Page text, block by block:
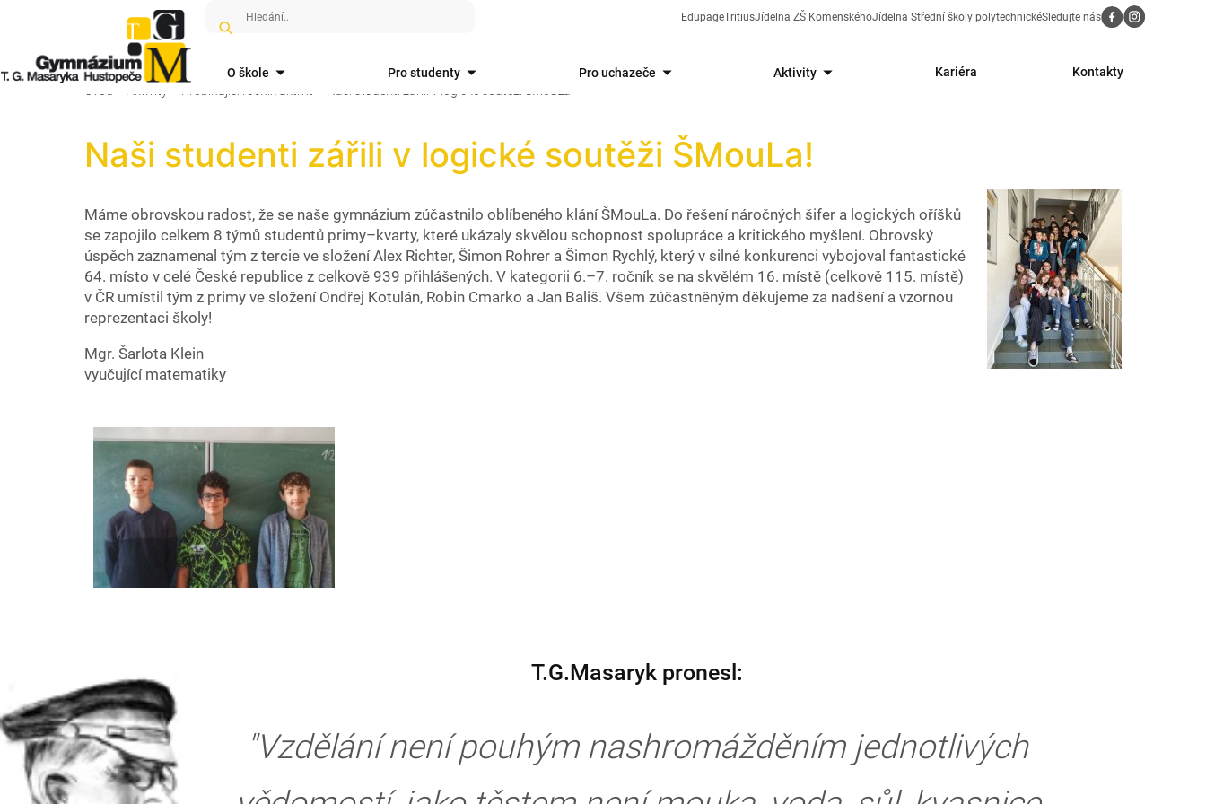
EdupageTritiusJídelna ZŠ KomenskéhoJídelna Střední školy polytechnickéSledujte nás
O škole Pro studenty Pro uchazeče Aktivity Kariéra
Kontakty
Naši studenti zářili v logické soutěži ŠMouLa!
Máme obrovskou radost, že se naše gymnázium zúčastnilo oblíbeného klání ŠMouLa. Do řešení náročných šifer a logických oříšků
se zapojilo celkem 8 týmů studentů primy–kvarty, které ukázaly skvělou schopnost spolupráce a kritického myšlení. Obrovský
úspěch zaznamenal tým z tercie ve složení Alex Richter, Šimon Rohrer a Šimon Rychlý, který v silné konkurenci vybojoval fantastické
64. místo v celé České republice z celkově 939 přihlášených. V kategorii 6.–7. ročník se na skvělém 16. místě (celkově 115. místě)
v ČR umístil tým z primy ve složení Ondřej Kotulán, Robin Cmarko a Jan Bališ. Všem zúčastněným děkujeme za nadšení a vzornou
reprezentaci školy!
Mgr. Šarlota Klein
vyučující matematiky
T.G.Masaryk pronesl:
"Vzdělání není pouhým nashromážděním jednotlivých